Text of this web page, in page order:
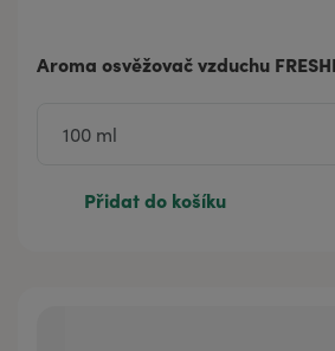
Aroma osvěžovač vzduchu
Přidat do košíku